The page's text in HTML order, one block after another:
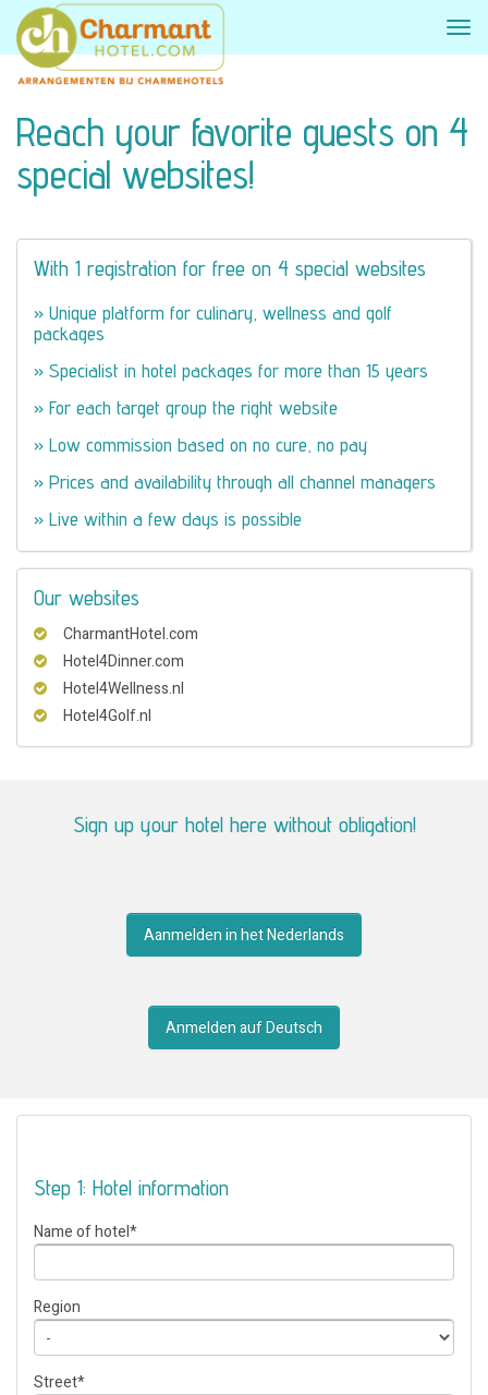
Reach your favorite guests on 4
special websites!
With 1 registration for free on 4 special websites
» Unique platform for culinary, wellness and golf
packages
» Specialist in hotel packages for more than 15 years
» For each target group the right website
» Low commission based on no cure, no pay
» Prices and availability through all channel managers
» Live within a few days is possible
Our websites
CharmantHotel.com
Hotel4Dinner.com
Hotel4Wellness.nl
Hotel4Golf.nl
Sign up your hotel here without obligation!
Aanmelden in het Nederlands
Anmelden auf Deutsch
Step 1: Hotel information
Name of hotel*
Region
Street*